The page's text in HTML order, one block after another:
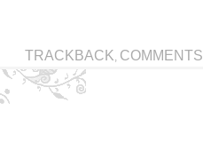
TRACKBACK, COMMENTS